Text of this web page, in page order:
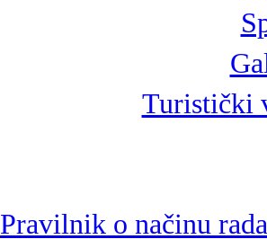
Turistički
Pravilnik o načinu